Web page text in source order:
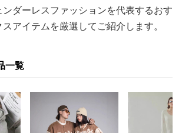
ダーレスファッションを代表するおす
アイテムを厳選してご紹介します。
一覧